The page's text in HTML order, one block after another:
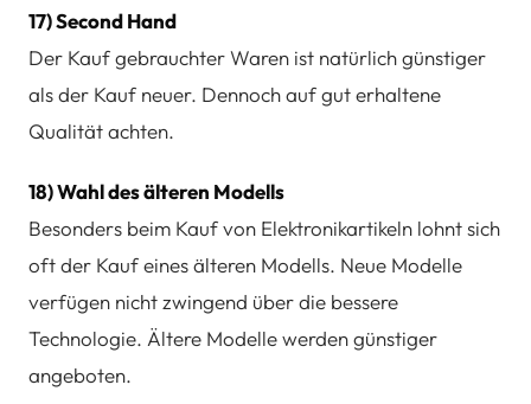
17) Second Hand
Der Kauf gebrauchter Waren ist natürlich günstiger
als der Kauf neuer. Dennoch auf gut erhaltene
Qualität achten.
18) Wahl des älteren Modells
Besonders beim Kauf von Elektronikartikeln lohnt sich
oft der Kauf eines älteren Modells. Neue Modelle
verfügen nicht zwingend über die bessere
Technologie. Ältere Modelle werden günstiger
angeboten.